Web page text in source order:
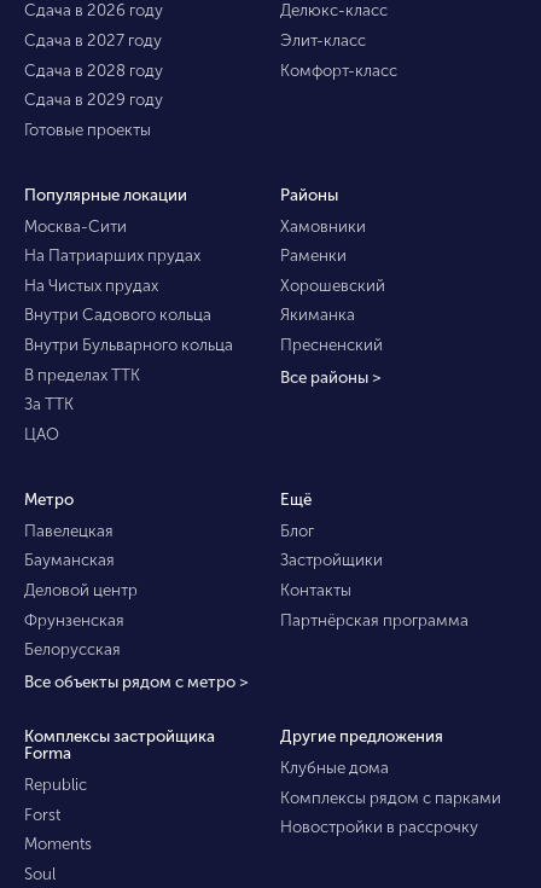
Сдача в 2026 году
Сдача в 2027 году
Сдача в 2028 году
Сдача в 2029 году
Готовые проекты
Делюкс-класс
Элит-класс
Комфорт-класс
Популярные локации
Москва-Сити
На Патриарших прудах
На Чистых прудах
Внутри Садового кольца
Внутри Бульварного кольца
В пределах ТТК
За ТТК
ЦАО
Районы
Хамовники
Раменки
Хорошевский
Якиманка
Пресненский
Все районы >
Метро
Павелецкая
Бауманская
Деловой центр
Фрунзенская
Белорусская
Все объекты рядом с метро >
Ещё
Блог
Застройщики
Контакты
Партнёрская программа
Комплексы застройщика
Forma
Republic
Forst
Moments
Soul
Другие предложения
Клубные дома
Комплексы рядом с парками
Новостройки в рассрочку